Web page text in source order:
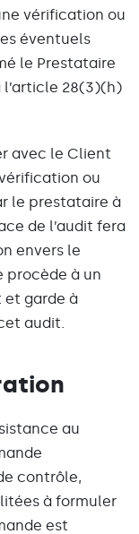
vérification ou
éventuels
le Prestataire
l’article 28(3)(h)
avec le Client
ou
le prestataire à
de l’audit fera
envers le
procède à un
et garde à
audit.
au
contrôle,
à formuler
est